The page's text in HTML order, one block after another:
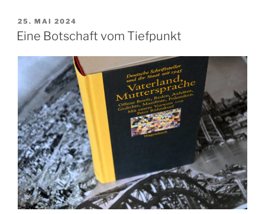
VERÖFFENTLICHT
AM
25. MAI 2024
Eine Botschaft vom Tiefpunkt